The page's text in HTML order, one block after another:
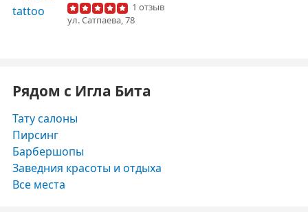
1 отзыв
ул. ​Сатпаева, 78
Рядом с Игла Бита
Тату салоны
Пирсинг
Барбершопы
Заведния красоты и отдыха
Все места